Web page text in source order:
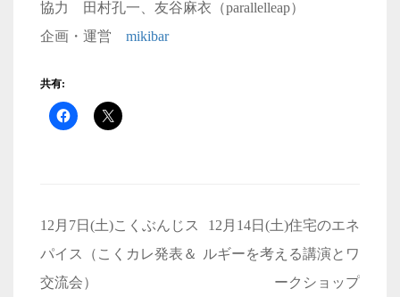
協力 田村孔一、友谷麻衣（parallelleap）
企画・運営 mikibar
共有:
投
稿
ナ
12月7日(土)こくぶんじス
パイス（こくカレ発表＆
交流会）
12月14日(土)住宅のエネ
ルギーを考える講演とワ
ークショップ